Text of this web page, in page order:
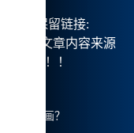
载请保留链接:
，部分文章内容来源
谢！！！
中文绘画？